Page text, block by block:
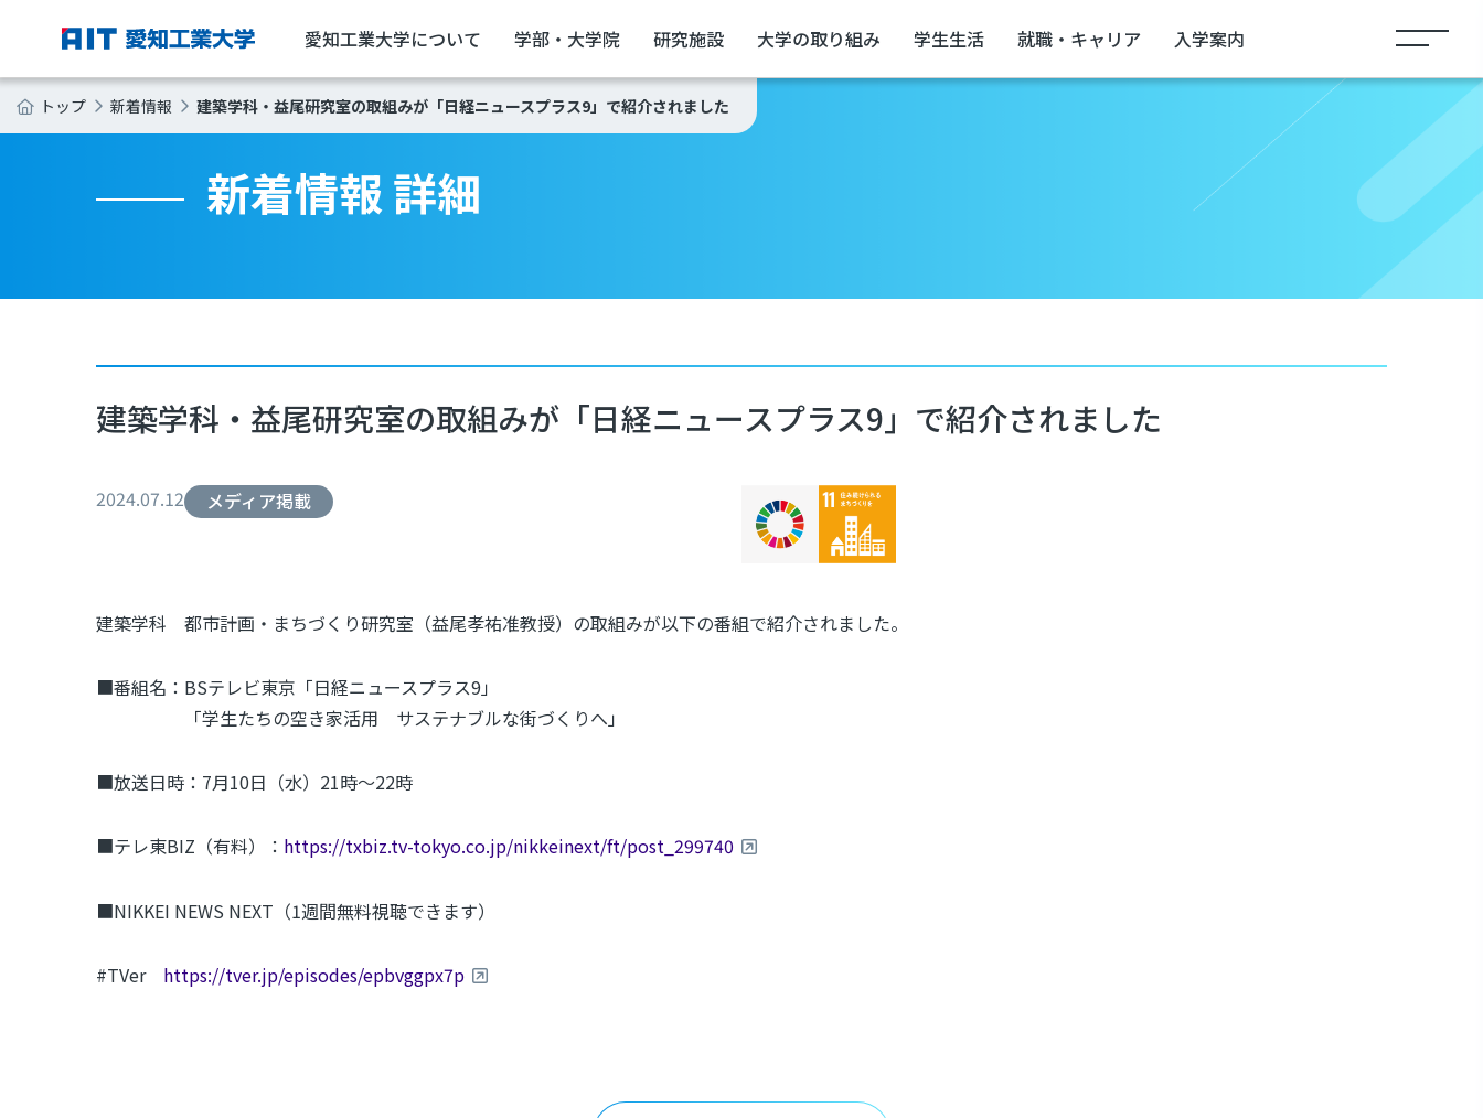
愛知工業大学について 学部・大学院 研究施設 大学の取り組み 学生生活 就職・キャリア 入学案内
トップ 新着情報 建築学科・益尾研究室の取組みが「日経ニュースプラス9」で紹介されました
新着情報 詳細
建築学科・益尾研究室の取組みが「日経ニュースプラス9」で紹介されました
2024.07.12 メディア掲載
建築学科 都市計画・まちづくり研究室（益尾孝祐准教授）の取組みが以下の番組で紹介されました。
■番組名：BSテレビ東京「日経ニュースプラス9」
「学生たちの空き家活用 サステナブルな街づくりへ」
■放送日時：7月10日（水）21時～22時
■テレ東BIZ（有料）： https://txbiz.tv-tokyo.co.jp/nikkeinext/ft/post_299740
■NIKKEI NEWS NEXT（1週間無料視聴できます）
#TVer https://tver.jp/episodes/epbvggpx7p